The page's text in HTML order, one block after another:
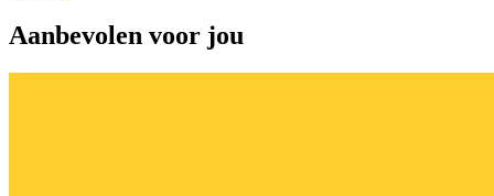
Aanbevolen voor jou